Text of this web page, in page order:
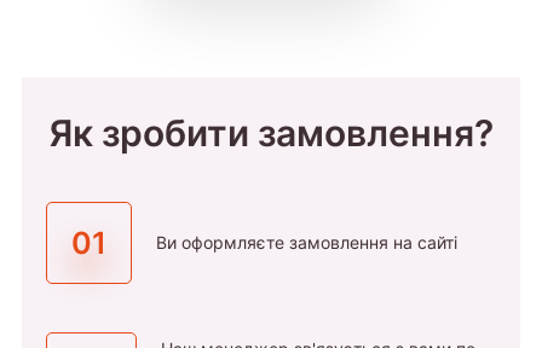
Як зробити замовлення?
01 Ви оформляєте замовлення на сайті